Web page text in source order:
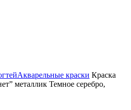
Акварельные краски Краска
металлик Темное серебро,